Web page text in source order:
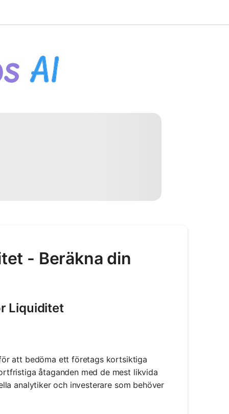
- Beräkna din
Liquiditet
att bedöma ett företags kortsiktiga
åtaganden med de mest likvida
analytiker och investerare som behöver